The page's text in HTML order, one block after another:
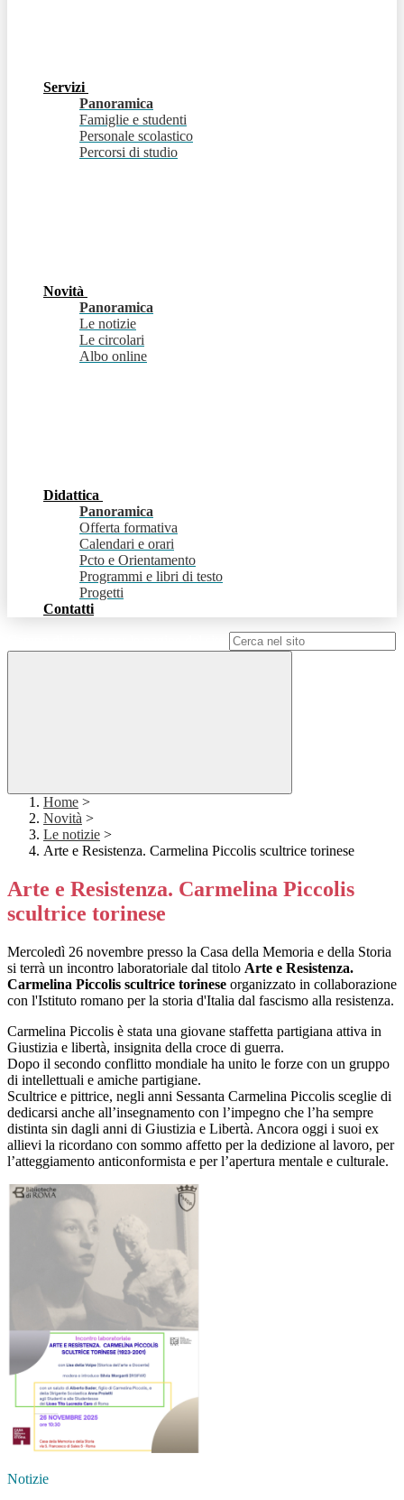
Servizi
Panoramica
Famiglie e studenti
Personale scolastico
Percorsi di studio
Novità
Panoramica
Le notizie
Le circolari
Albo online
Didattica
Panoramica
Offerta formativa
Calendari e orari
Pcto e Orientamento
Programmi e libri di testo
Progetti
Contatti
Home >
Novità >
Le notizie >
Arte e Resistenza. Carmelina Piccolis scultrice torinese
Arte e Resistenza. Carmelina Piccolis
scultrice torinese
Mercoledì 26 novembre presso la Casa della Memoria e della Storia
si terrà un incontro laboratoriale dal titolo Arte e Resistenza.
Carmelina Piccolis scultrice torinese organizzato in collaborazione
con l'Istituto romano per la storia d'Italia dal fascismo alla resistenza.
Carmelina Piccolis è stata una giovane staffetta partigiana attiva in
Giustizia e libertà, insignita della croce di guerra.
Dopo il secondo conflitto mondiale ha unito le forze con un gruppo
di intellettuali e amiche partigiane.
Scultrice e pittrice, negli anni Sessanta Carmelina Piccolis sceglie di
dedicarsi anche all’insegnamento con l’impegno che l’ha sempre
distinta sin dagli anni di Giustizia e Libertà. Ancora oggi i suoi ex
allievi la ricordano con sommo affetto per la dedizione al lavoro, per
l’atteggiamento anticonformista e per l’apertura mentale e culturale.
Notizie